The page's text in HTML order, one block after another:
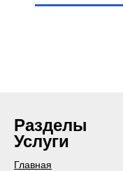
Разделы
Услуги
Главная